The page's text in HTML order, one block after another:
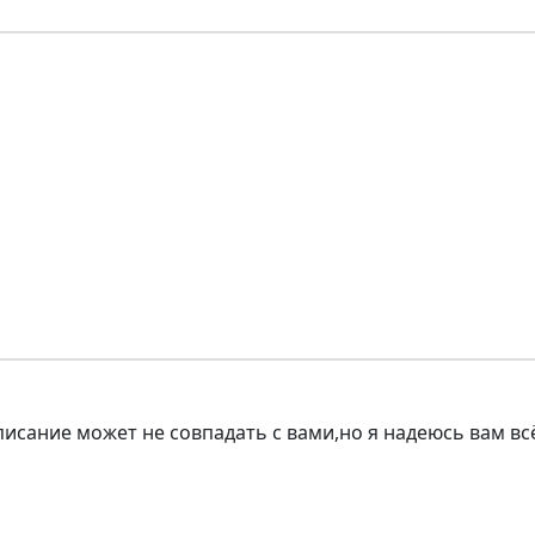
может не совпадать с вами,но я надеюсь вам